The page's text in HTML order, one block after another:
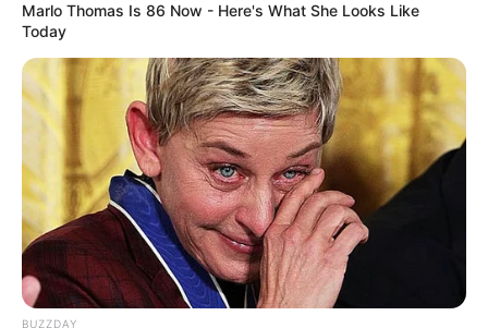
(foto: instagram/andiannsyah)
Marlo Thomas Is 86 Now - Here's What She Looks Like
Today
BUZZDAY